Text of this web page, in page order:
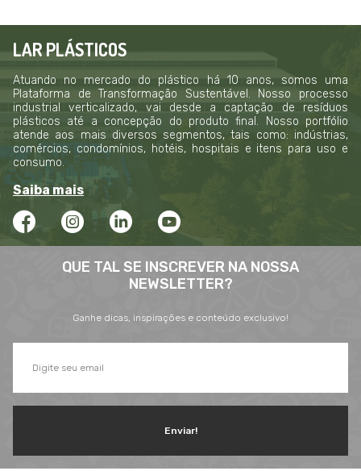
LAR PLÁSTICOS
Atuando no mercado do plástico há 10 anos, somos uma
Plataforma de Transformação Sustentável. Nosso processo
industrial verticalizado, vai desde a captação de resíduos
plásticos até a concepção do produto final. Nosso portfólio
atende aos mais diversos segmentos, tais como: indústrias,
comércios, condomínios, hotéis, hospitais e itens para uso e
consumo.
Saiba mais
QUE TAL SE INSCREVER NA NOSSA
NEWSLETTER?
Ganhe dicas, inspirações e conteúdo exclusivo!
Enviar!